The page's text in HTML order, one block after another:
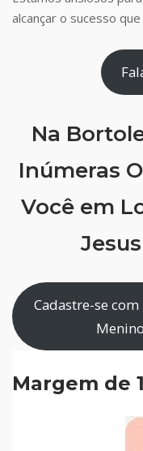
alcançar o sucesso
Na
Inúmeras
Você em
Cadastre-se
Margem de